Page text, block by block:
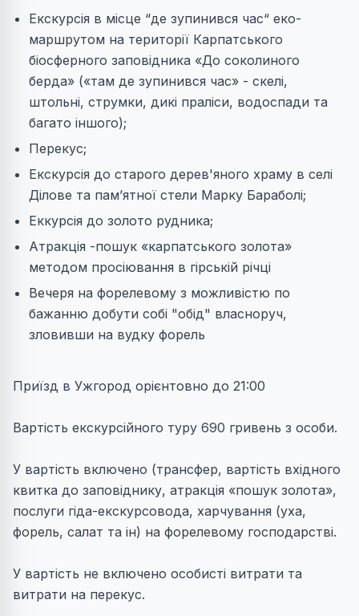
Екскурсія в місце “де зупинився час“ еко-
маршрутом на території Карпатського
біосферного заповідника «До соколиного
берда» («там де зупинився час» - скелі,
штольні, струмки, дикі праліси, водоспади та
багато іншого);
Перекус;
Екскурсія до старого дерев'яного храму в селі
Ділове та пам’ятної стели Марку Бараболі;
Еккурсія до золото рудника;
Атракція -пошук «карпатського золота»
методом просіювання в гірській річці
Вечеря на форелевому з можливістю по
бажанню добути собі "обід" власноруч,
зловивши на вудку форель
Приїзд в Ужгород орієнтовно до 21:00
Вартість екскурсійного туру 690 гривень з особи.
У вартість включено (трансфер, вартість вхідного
квитка до заповіднику, атракція «пошук золота»,
послуги гіда-екскурсовода, харчування (уха,
форель, салат та ін) на форелевому господарстві.
У вартість не включено особисті витрати та
витрати на перекус.